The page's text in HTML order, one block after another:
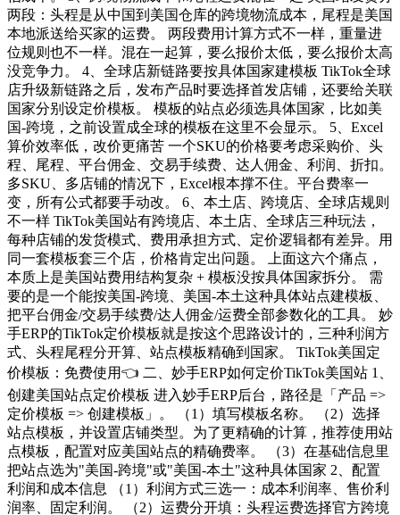
两段：头程是从中国到美国仓库的跨境物流成本，尾程是美国
本地派送给买家的运费。 两段费用计算方式不一样，重量进
位规则也不一样。混在一起算，要么报价太低，要么报价太高
没竞争力。 4、全球店新链路要按具体国家建模板 TikTok全球
店升级新链路之后，发布产品时要选择首发店铺，还要给关联
国家分别设定价模板。 模板的站点必须选具体国家，比如美
国-跨境，之前设置成全球的模板在这里不会显示。 5、Excel
算价效率低，改价更痛苦 一个SKU的价格要考虑采购价、头
程、尾程、平台佣金、交易手续费、达人佣金、利润、折扣。
多SKU、多店铺的情况下，Excel根本撑不住。平台费率一
变，所有公式都要手动改。 6、本土店、跨境店、全球店规则
不一样 TikTok美国站有跨境店、本土店、全球店三种玩法，
每种店铺的发货模式、费用承担方式、定价逻辑都有差异。用
同一套模板套三个店，价格肯定出问题。 上面这六个痛点，
本质上是美国站费用结构复杂 + 模板没按具体国家拆分。 需
要的是一个能按美国-跨境、美国-本土这种具体站点建模板、
把平台佣金/交易手续费/达人佣金/运费全部参数化的工具。 妙
手ERP的TikTok定价模板就是按这个思路设计的，三种利润方
式、头程尾程分开算、站点模板精确到国家。 TikTok美国定
价模板：免费使用👈 二、妙手ERP如何定价TikTok美国站 1、
创建美国站点定价模板 进入妙手ERP后台，路径是「产品 =>
定价模板 => 创建模板」。 （1）填写模板名称。 （2）选择
站点模板，并设置店铺类型。为了更精确的计算，推荐使用站
点模板，配置对应美国站点的精确费率。 （3）在基础信息里
把站点选为"美国-跨境"或"美国-本土"这种具体国家 2、配置
利润和成本信息 （1）利润方式三选一：成本利润率、售价利
润率、固定利润。 （2）运费分开填：头程运费选择官方跨境